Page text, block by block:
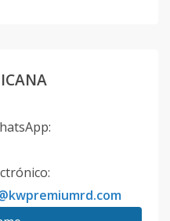
:
: